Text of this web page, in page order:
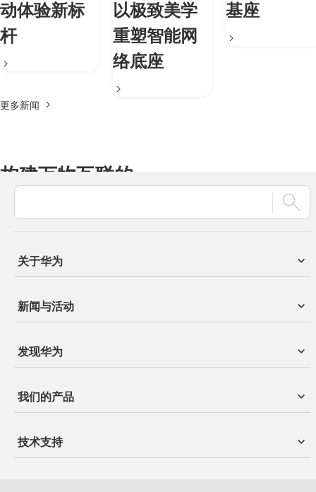
动体验新标
杆
以极致美学
重塑智能网
络底座
基座
更多新闻
构建万物互联的
Intelligent World
端提供商。我们致力于把数字世界带入每个人、每个家庭、每个组织，构
了解华为
关于华为
新闻与活动
发现华为
我们的产品
技术支持